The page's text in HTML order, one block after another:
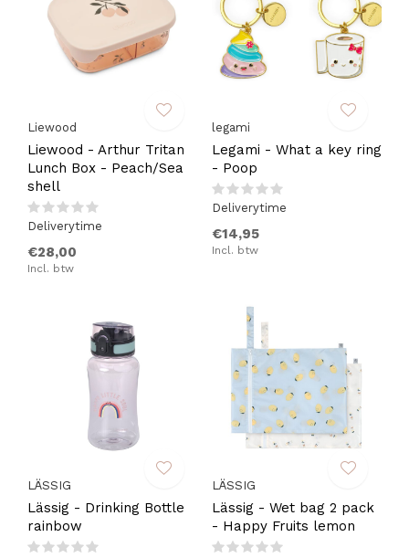
Liewood
Liewood - Arthur Tritan
Lunch Box - Peach/Sea
shell
Deliverytime
€28,00
Incl. btw
legami
Legami - What a key ring
- Poop
Deliverytime
€14,95
Incl. btw
LÄSSIG
Lässig - Drinking Bottle
rainbow
LÄSSIG
Lässig - Wet bag 2 pack
- Happy Fruits lemon